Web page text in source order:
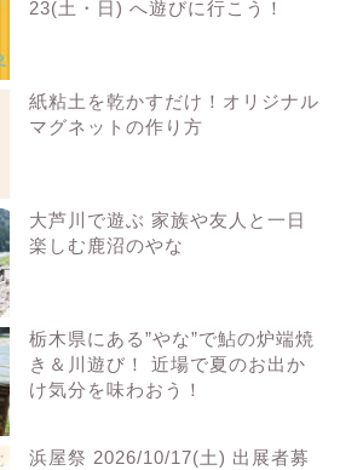
23(土・日) へ遊びに行こう！
紙粘土を乾かすだけ！オリジナル
マグネットの作り方
大芦川で遊ぶ 家族や友人と一日
楽しむ鹿沼のやな
栃木県にある”やな”で鮎の炉端焼
き＆川遊び！ 近場で夏のお出か
け気分を味わおう！
浜屋祭 2026/10/17(土) 出展者募